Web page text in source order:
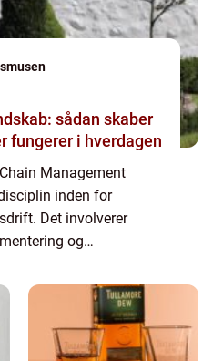
sådan skaber
fungerer i hverdagen
Management
inden for
Det involverer
og
processer og forbedre